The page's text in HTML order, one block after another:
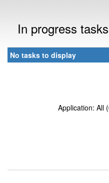
In progress
No tasks to display
Application: All